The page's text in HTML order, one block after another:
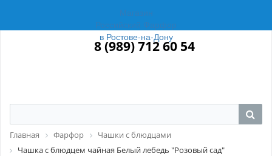
Магазин
Российский Фарфор
в Ростове-на-Дону
8 (989) 712 60 54
Главная Фарфор
Чашки с блюдцами
Чашка с блюдцем чайная Белый лебедь "Розовый сад"